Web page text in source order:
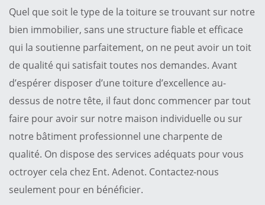
Quel que soit le type de la toiture se trouvant sur notre
bien immobilier, sans une structure fiable et efficace
qui la soutienne parfaitement, on ne peut avoir un toit
de qualité qui satisfait toutes nos demandes. Avant
d’espérer disposer d’une toiture d’excellence au-
dessus de notre tête, il faut donc commencer par tout
faire pour avoir sur notre maison individuelle ou sur
notre bâtiment professionnel une charpente de
qualité. On dispose des services adéquats pour vous
octroyer cela chez Ent. Adenot. Contactez-nous
seulement pour en bénéficier.